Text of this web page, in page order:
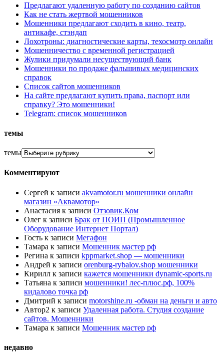
Предлагают удаленную работу по созданию сайтов
Как не стать жертвой мошенников
Мошенники предлагают сходить в кино, театр,
антикафе, стэндап
Лохотроны: диагностические карты, техосмотр онлайн
Мошенничество с временной регистрацией
Жулики придумали несуществующий банк
Мошенники по продаже фальшивых медицинских
справок
Список сайтов мошенников
На сайте предлагают купить права, паспорт или
справку? Это мошенники!
Telegram: список мошенников
темы
темы
Комментируют
Сергей к записи akvamotor.ru мошенники онлайн
магазин «Аквамотор»
Анастасия к записи Отзовик.Ком
Олег к записи Брак от ПОИП (Промышленное
Оборудование Интернет Портал)
Гость к записи Мегафон
Тамара к записи Мошенник мастер рф
Регина к записи kppmarket.shop — мошенники
Андрей к записи orenburg-rybalov.shop мошенники
Кирилл к записи кажется мошенники dynamic-sports.ru
Татьяна к записи мошенники! лес-плюс.рф, 100%
кидалово точка рф
Дмитрий к записи motorshine.ru -обман на деньги и авто
Автор2 к записи Удаленная работа. Студия создание
сайтов. Мошенники
Тамара к записи Мошенник мастер рф
недавно